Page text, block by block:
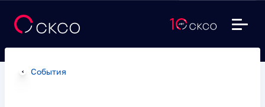
События